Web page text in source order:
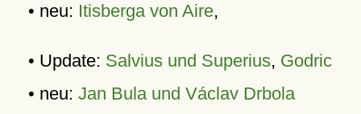
• neu: Itisberga von Aire,
• Update: Salvius und Superius, Godric
• neu: Jan Bula und Václav Drbola